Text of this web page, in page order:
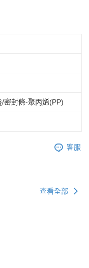
/密封條-聚丙烯(PP)
客服
查看全部